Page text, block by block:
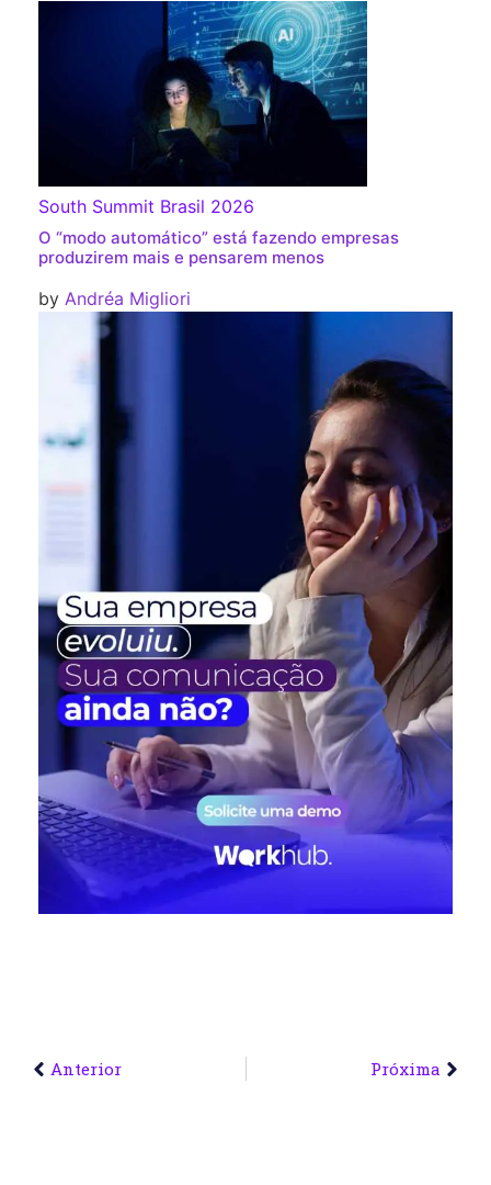
South Summit Brasil 2026
O “modo automático” está fazendo empresas
produzirem mais e pensarem menos
by Andréa Migliori
Anterior Próxima